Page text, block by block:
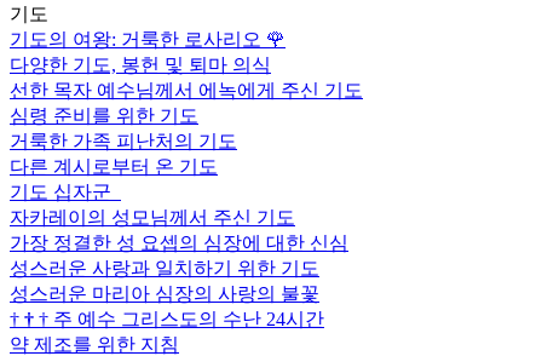
기도
기도의 여왕: 거룩한 로사리오 🌹
다양한 기도, 봉헌 및 퇴마 의식
선한 목자 예수님께서 에녹에게 주신 기도
심령 준비를 위한 기도
거룩한 가족 피난처의 기도
다른 계시로부터 온 기도
기도 십자군
자카레이의 성모님께서 주신 기도
가장 정결한 성 요셉의 심장에 대한 신심
성스러운 사랑과 일치하기 위한 기도
성스러운 마리아 심장의 사랑의 불꽃
† † † 주 예수 그리스도의 수난 24시간
약 제조를 위한 지침